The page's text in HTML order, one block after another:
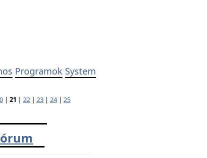
Programok System
| 21 | 22 | 23 | 24| 25